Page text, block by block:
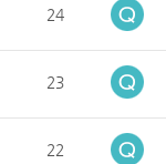
24
23
22